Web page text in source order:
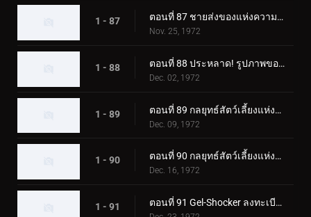
1 - 87 ตอนที่ 87 ชายส่งของแห่งความตายของเจล-ช็อคเกอร์
Nov. 25, 1972
1 - 88 ตอนที่ 88 ประหลาด! รูปภาพของแมวดำที่เรียกเลือด
Dec. 02, 1972
1 - 89 ตอนที่ 89 กลยุทธ์สัตว์เลี้ยงแห่งความกลัว ปล่อยไรเดอร์ลงนรก!
Dec. 09, 1972
1 - 90 ตอนที่ 90 กลยุทธ์สัตว์เลี้ยงแห่งความกลัว Rider SOS
Dec. 16, 1972
1 - 91 ตอนที่ 91 Gel-Shocker ลงทะเบียนใน Terror School